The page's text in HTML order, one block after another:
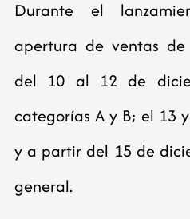
Durante el
apertura de ventas
del 10 al 12 de
categorías A y B; el 13
y a partir del 15 de
general.